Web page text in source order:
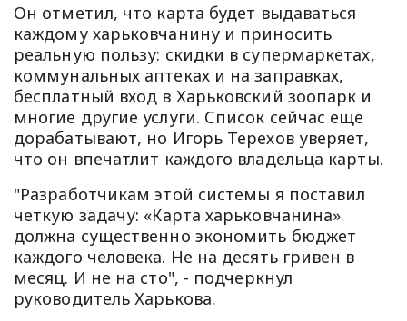
Он отметил, что карта будет выдаваться
каждому харьковчанину и приносить
реальную пользу: скидки в супермаркетах,
коммунальных аптеках и на заправках,
бесплатный вход в Харьковский зоопарк и
многие другие услуги. Список сейчас еще
дорабатывают, но Игорь Терехов уверяет,
что он впечатлит каждого владельца карты.
"Разработчикам этой системы я поставил
четкую задачу: «Карта харьковчанина»
должна существенно экономить бюджет
каждого человека. Не на десять гривен в
месяц. И не на сто", - подчеркнул
руководитель Харькова.